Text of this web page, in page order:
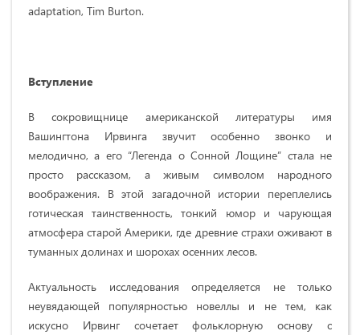
adaptation, Tim Burton.
Вступление
В сокровищнице американской литературы имя
Вашингтона Ирвинга звучит особенно звонко и
мелодично, а его “Легенда о Сонной Лощине” стала не
просто рассказом, а живым символом народного
воображения. В этой загадочной истории переплелись
готическая таинственность, тонкий юмор и чарующая
атмосфера старой Америки, где древние страхи оживают в
туманных долинах и шорохах осенних лесов.
Актуальность исследования определяется не только
неувядающей популярностью новеллы и не тем, как
искусно Ирвинг сочетает фольклорную основу с